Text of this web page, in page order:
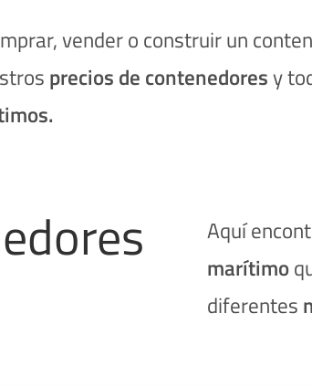
vender o construir un
precios de contenedoresy
Aquí
marítimo
diferentes